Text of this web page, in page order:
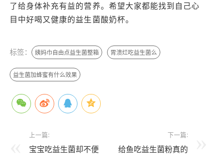
了给身体补充有益的营养。希望大家都能找到自己心
目中好喝又健康的益生菌酸奶杯。
标签： 姨妈巾自由点益生菌整箱 胃溃烂吃益生菌么
益生菌加蜂蜜有什么效果
上一篇:
宝宝吃益生菌却不便
下一篇:
给鱼吃益生菌粉真的